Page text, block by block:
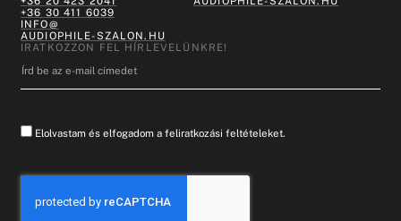
+36 30 411 6039
INFO@
AUDIOPHILE-SZALON.HU
IRATKOZZON FEL HÍRLEVELÜNKRE!
Elolvastam és elfogadom a feliratkozási feltételeket.